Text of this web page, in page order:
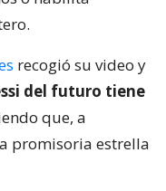
recogió su video y
del futuro tiene
que, a
promisoria estrella